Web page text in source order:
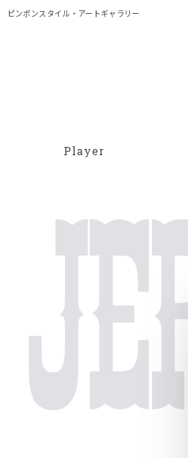
メイン コンテンツにスキップ
ピンポンスタイル・アートギャラリー
Player